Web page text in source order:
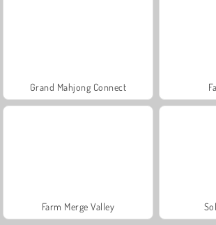
Grand Mahjong Connect
Farm Merge Valley